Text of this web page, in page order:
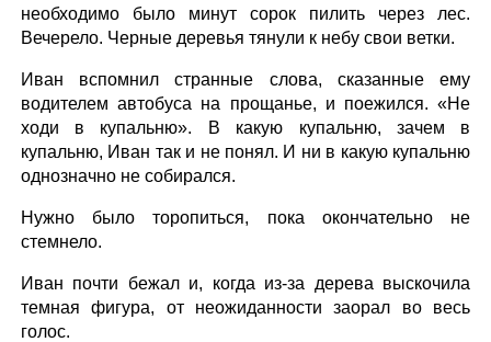
необходимо было минут сорок пилить через лес.
Вечерело. Черные деревья тянули к небу свои ветки.
Иван вспомнил странные слова, сказанные ему
водителем автобуса на прощанье, и поежился. «Не
ходи в купальню». В какую купальню, зачем в
купальню, Иван так и не понял. И ни в какую купальню
однозначно не собирался.
Нужно было торопиться, пока окончательно не
стемнело.
Иван почти бежал и, когда из-за дерева выскочила
темная фигура, от неожиданности заорал во весь
голос.